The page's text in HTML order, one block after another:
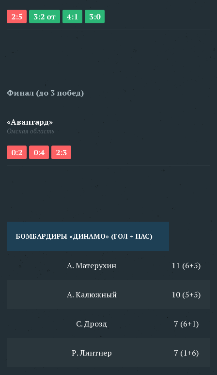
2:5 3:2 от 4:1 3:0
Финал (до 3 побед)
«Авангард»
Омская область
0:2 0:4 2:3
БОМБАРДИРЫ «ДИНАМО» (ГОЛ + ПАС)
А. Матерухин 11 (6+5)
А. Калюжный 10 (5+5)
С. Дрозд 7 (6+1)
Р. Линтнер 7 (1+6)